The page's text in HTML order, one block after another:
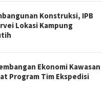
Konstruksi, IPB
Lokasi Kampung
Ekonomi Kawasan
Program Tim Ekspedisi